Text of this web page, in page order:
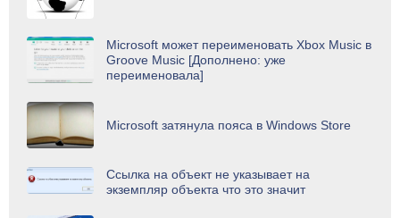
Microsoft может переименовать Xbox Music в
Groove Music [Дополнено: уже
переименовала]
Microsoft затянула пояса в Windows Store
Ссылка на объект не указывает на
экземпляр объекта что это значит